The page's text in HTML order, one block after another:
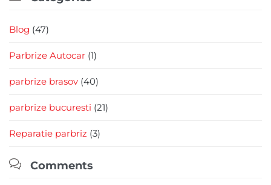
Blog (47)
Parbrize Autocar (1)
parbrize brasov (40)
parbrize bucuresti (21)
Reparatie parbriz (3)
 Comments